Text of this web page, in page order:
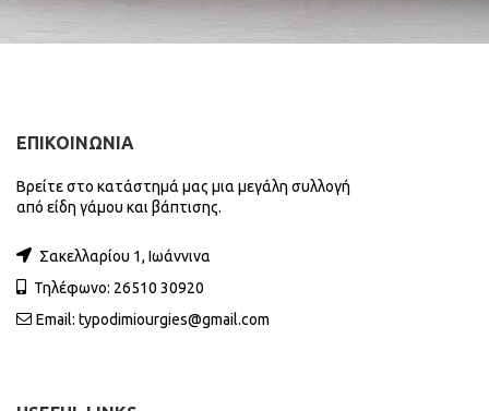
ΕΠΙΚΟΙΝΩΝΙΑ
Βρείτε στο κατάστημά μας μια μεγάλη συλλογή
από είδη γάμου και βάπτισης.
Σακελλαρίου 1, Ιωάννινα
Τηλέφωνο: 26510 30920
Email: typodimiourgies@gmail.com